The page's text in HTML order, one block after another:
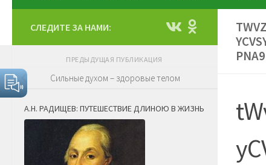
PNA9
СЛЕДИТЕ ЗА НАМИ:
ПРЕДЫДУЩАЯ ПУБЛИКАЦИЯ
Сильные духом – здоровые телом
А.Н. РАДИЩЕВ: ПУТЕШЕСТВИЕ ДЛИНОЮ В ЖИЗНЬ